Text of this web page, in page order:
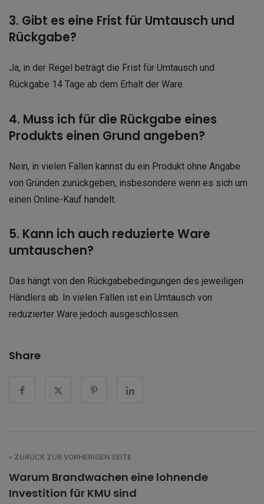
3. Gibt es eine Frist für Umtausch und
Rückgabe?
Ja, in der Regel beträgt die Frist für Umtausch und
Rückgabe 14 Tage ab dem Erhalt der Ware.
4. Muss ich für die Rückgabe eines
Produkts einen Grund angeben?
Nein, in vielen Fällen kannst du ein Produkt ohne Angabe
von Gründen zurückgeben, insbesondere wenn es sich um
einen Online-Kauf handelt.
5. Kann ich auch reduzierte Ware
umtauschen?
Das hängt von den Rückgabebedingungen des jeweiligen
Händlers ab. In vielen Fällen ist ein Umtausch von
reduzierter Ware jedoch ausgeschlossen.
Share
« ZURÜCK ZUR VORHERIGEN SEITE
Warum Brandwachen eine lohnende
Investition für KMU sind